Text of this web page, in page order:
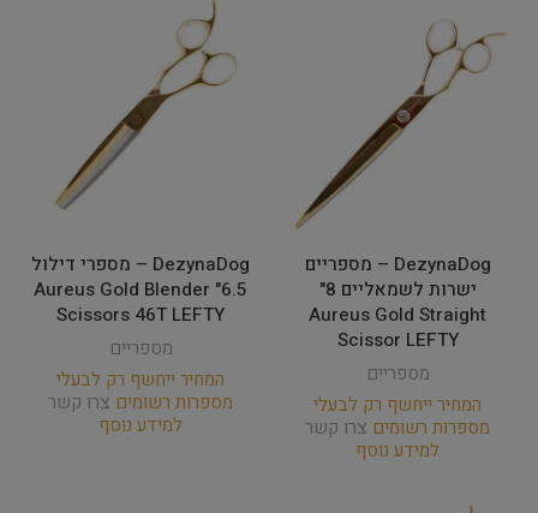
DezynaDog – מספריים
ישרות לשמאליים 8"
Aureus Gold Straight
Scissor LEFTY
מספריים
המחיר ייחשף רק לבעלי
מספרות רשומים צרו קשר
למידע נוסף
DezynaDog – מספרי דילול
6.5" Aureus Gold Blender
Scissors 46T LEFTY
מספריים
המחיר ייחשף רק לבעלי
מספרות רשומים צרו קשר
למידע נוסף